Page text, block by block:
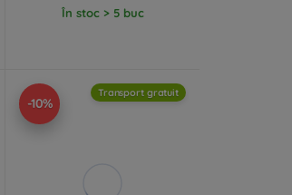
În stoc > 5 buc
-10%
Transport gratuit